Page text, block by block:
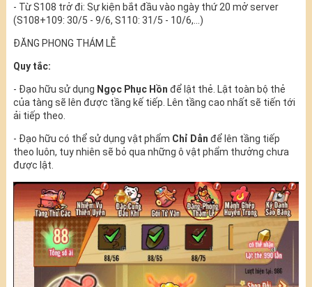
- Từ S108 trở đi: Sự kiện bắt đầu vào ngày thứ 20 mở server
(S108+109: 30/5 - 9/6, S110: 31/5 - 10/6,...)
ĐĂNG PHONG THÁM LỄ
Quy tắc:
- Đạo hữu sử dụng Ngọc Phục Hồn để lật thẻ. Lật toàn bộ thẻ
của tàng sẽ lên được tầng kế tiếp. Lên tầng cao nhất sẽ tiến tới
ải tiếp theo.
- Đạo hữu có thể sử dụng vật phẩm Chỉ Dẫn để lên tầng tiếp
theo luôn, tuy nhiên sẽ bỏ qua những ô vật phẩm thưởng chưa
được lật.